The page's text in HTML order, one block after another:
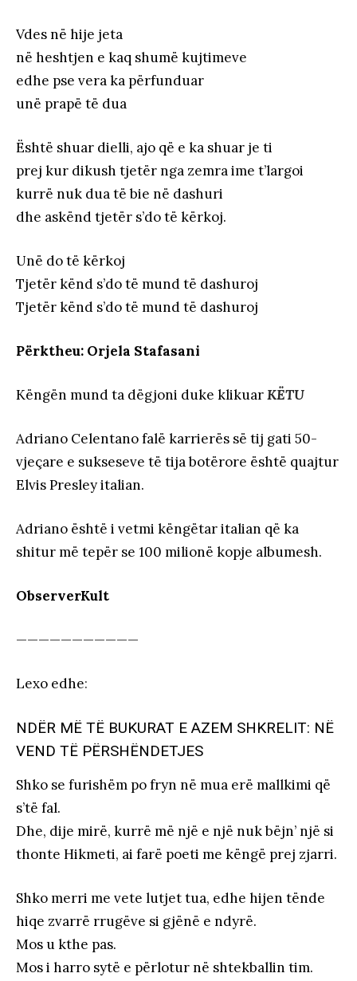
Vdes në hije jeta
në heshtjen e kaq shumë kujtimeve
edhe pse vera ka përfunduar
unë prapë të dua
Është shuar dielli, ajo që e ka shuar je ti
prej kur dikush tjetër nga zemra ime t’largoi
kurrë nuk dua të bie në dashuri
dhe askënd tjetër s’do të kërkoj.
Unë do të kërkoj
Tjetër kënd s’do të mund të dashuroj
Tjetër kënd s’do të mund të dashuroj
Përktheu: Orjela Stafasani
Këngën mund ta dëgjoni duke klikuarKËTU
Adriano Celentano falë karrierës së tij gati 50-
vjeçare e sukseseve të tija botërore është quajtur
Elvis Presley italian.
Adriano është i vetmi këngëtar italian që ka
shitur më tepër se 100 milionë kopje albumesh.
ObserverKult
———————————
Lexo edhe:
NDËR MË TË BUKURAT E AZEM SHKRELIT: NË
VEND TË PËRSHËNDETJES
Shko se furishëm po fryn në mua erë mallkimi që
s’të fal.
Dhe, dije mirë, kurrë më një e një nuk bëjn’ një si
thonte Hikmeti, ai farë poeti me këngë prej zjarri.
Shko merri me vete lutjet tua, edhe hijen tënde
hiqe zvarrë rrugëve si gjënë e ndyrë.
Mos u kthe pas.
Mos i harro sytë e përlotur në shtekballin tim.